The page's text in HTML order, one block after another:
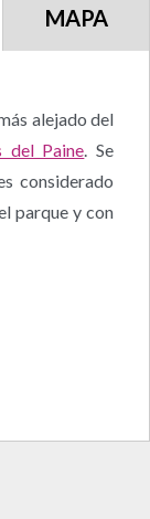
MAPA
alejado del
del Paine . Se
considerado
parque y con